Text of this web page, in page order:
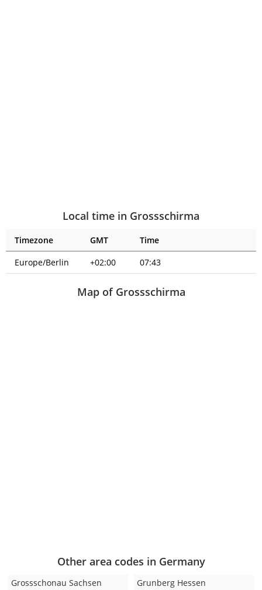
Local time in Grossschirma
Timezone GMT
Time
Europe/Berlin
+02:00 07:44
Map of Grossschirma
Other area codes in Germany
Grossschonau Sachsen Grunberg Hessen